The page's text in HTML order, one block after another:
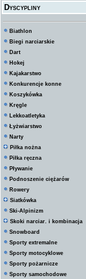
Dyscypliny
Biathlon
Biegi narciarskie
Dart
Hokej
Kajakarstwo
Konkurencje konne
Koszykówka
Kręgle
Lekkoatletyka
Łyżwiarstwo
Narty
Piłka nożna
Piłka ręczna
Pływanie
Podnoszenie ciężarów
Rowery
Siatkówka
Ski-Alpinizm
Skoki narciar. i kombinacja
Snowboard
Sporty extremalne
Sporty motocyklowe
Sporty pożarnicze
Sporty samochodowe